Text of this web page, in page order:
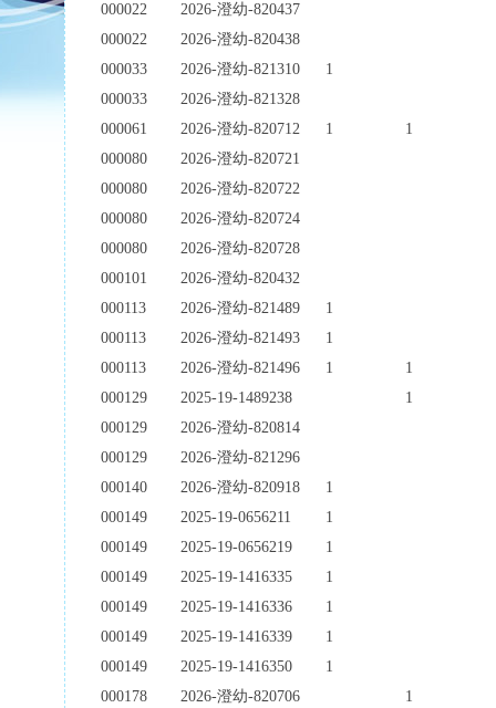
000022
2026-澄幼-820437
000022
2026-澄幼-820438
000033
2026-澄幼-821310
1
000033
2026-澄幼-821328
000061
2026-澄幼-820712 1
1
000080
2026-澄幼-820721
000080
2026-澄幼-820722
000080
2026-澄幼-820724
000080
2026-澄幼-820728
000101
2026-澄幼-820432
000113
2026-澄幼-821489
1
000113
2026-澄幼-821493
1
000113
2026-澄幼-821496 1
1
000129
2025-19-1489238
1
000129
2026-澄幼-820814
000129
2026-澄幼-821296
000140
2026-澄幼-820918
1
000149
2025-19-0656211
1
000149
2025-19-0656219
1
000149
2025-19-1416335
1
000149
2025-19-1416336
1
000149
2025-19-1416339
1
000149
2025-19-1416350
1
000178
2026-澄幼-820706
1